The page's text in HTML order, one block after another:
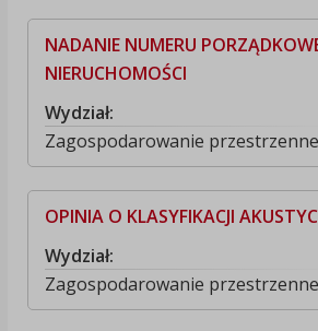
NADANIE NUMERU
NIERUCHOMOŚCI
Wydział:
Zagospodarowanie przestrzenne
OPINIA O KLASYFIKACJI
Wydział:
Zagospodarowanie przestrzenne